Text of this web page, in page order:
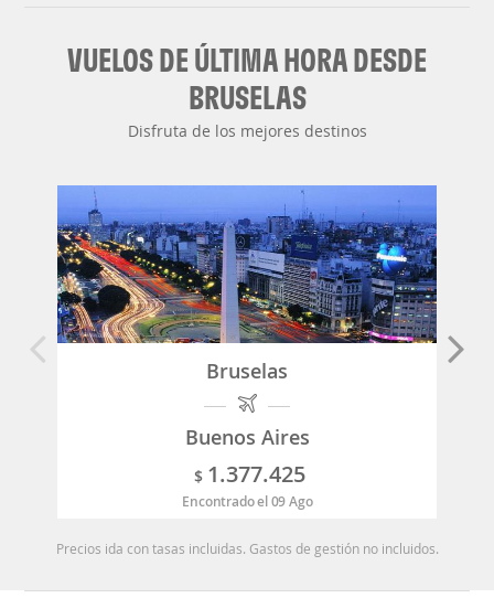
VUELOS DE ÚLTIMA HORA DESDE
BRUSELAS
Disfruta de los mejores destinos
Bruselas
Buenos Aires
$ 1.377.425
Encontrado el 09 Ago
Precios ida con tasas incluidas. Gastos de gestión no incluidos.